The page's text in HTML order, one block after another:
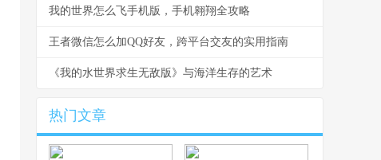
我的世界怎么飞手机版，手机翱翔全攻略
王者微信怎么加QQ好友，跨平台交友的实用指南
《我的水世界求生无敌版》与海洋生存的艺术
热门文章